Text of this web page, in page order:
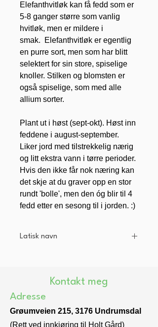
Elefanthvitløk kan få fedd som er
5-8 ganger større som vanlig
hvitløk, men er mildere i
smak. Elefanthvitløk er egentlig
en purre sort, men som har blitt
selektert for sin store, spiselige
knoller. Stilken og blomsten er
også spiselige, som med alle
allium sorter.
Plant ut i høst (sept-okt). Høst inn
feddene i august-september.
Liker jord med tilstrekkelig nærig
og litt ekstra vann i tørre perioder.
Hvis den ikke får nok næring kan
det skje at du graver opp en stor
rundt 'bolle', men den óg blir til 4
fedd etter en sesong til i jorden. :)
Latisk navn
Kontakt meg
Adresse
Grøumveien 215, 3176 Undrumsdal
(Rett ved innkjøring til Holt Gård)